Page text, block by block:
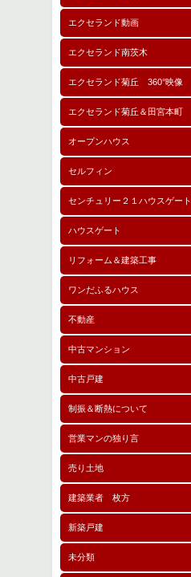
エクセランド動画
エクセランド南茨木
エクセランド菊丘 360°映像
エクセランド菊丘＆田宮本町
オープンハウス
セルフィン
センチュリー２１ハウスゲート
ハウスゲート
リフォーム＆建築工事
ワンだふるハウス
不動産
中古マンション
中古戸建
制振＆断熱について
営業マンの独り言
売り土地
建築業者 枚方
新築戸建
未分類